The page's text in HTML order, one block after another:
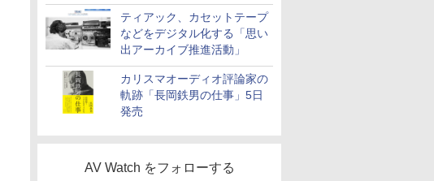
ティアック、カセットテープ
などをデジタル化する「思い
出アーカイブ推進活動」
カリスマオーディオ評論家の
軌跡「長岡鉄男の仕事」5日
発売
AV Watch をフォローする